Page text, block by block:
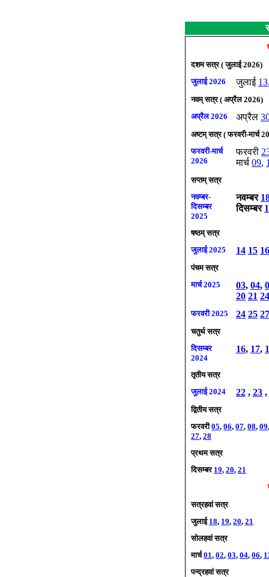
दशम सत्र ( जुलाई 2026)
जुलाई 2026
जुलाई 13
नवम् सत्र ( अप्रैल 2026)
अप्रैल2026 अप्रैल
अष्टम् सत्र ( फरवरी-मार्च
फरवरी-मार्च
2026
फरवरी
मार्च 09,
सप्तम् सत्र
नवम्बर-
दिसम्बर
2025
नवम्बर
दिसम्बर
षष्ठम् सत्र
जुलाई 2025
14 15 16
पंचम सत्र
मार्च 2025
03, 04,
20 21 24
फरवरी 2025 24 25 27
चतुर्थ सत्र
दिसम्बर
2024
16, 17,
तृतीय सत्र
जुलाई2024 22 , 23 ,
द्वितीय सत्र
फरवरी05, 06, 07, 08, 09
27, 28
प्रथम सत्र
दिसम्बर 19, 20, 21
सत्रहवां सत्र
जुलाई 18, 19, 20, 21
सोलहवां सत्र
मार्च01, 02, 03, 04, 06,
पन्द्रहवां सत्र